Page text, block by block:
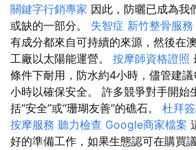
關鍵字行銷專家 因此，防曬已成為我
或缺的一部分。 失智症 新竹整骨服務
有成分都來自可持續的來源，然後在
工廠以太陽能運營。 按摩師資格證照
條件下耐用，防水約4小時，儘管建
小時以確保安全。 許多競爭對手開始
括“安全”或“珊瑚友善”的礁石。 杜拜
按摩服務 聽力檢查 Google商家檔案
好的準備工作，如果生態認可在購買